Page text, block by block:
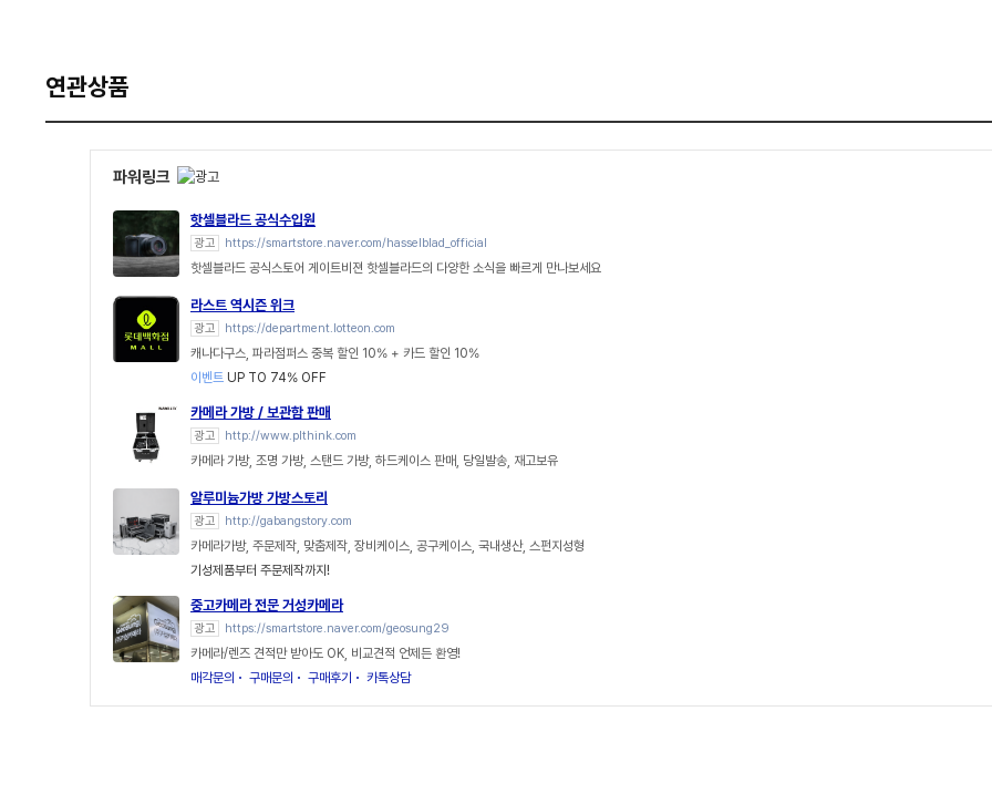
연관상품
파워링크
핫셀블라드 공식수입원
광고 https://smartstore.naver.com/hasselblad_official
핫셀블라드 공식스토어 게이트비젼 핫셀블라드의 다양한 소식을 빠르게 만나보세요
라스트 역시즌 위크
광고 https://department.lotteon.com
캐나다구스, 파라점퍼스 중복 할인 10% + 카드 할인 10%
이벤트 UP TO 74% OFF
카메라 가방 / 보관함 판매
광고 http://www.plthink.com
카메라 가방, 조명 가방, 스탠드 가방, 하드케이스 판매, 당일발송, 재고보유
알루미늄가방 가방스토리
광고 http://gabangstory.com
카메라가방, 주문제작, 맞춤제작, 장비케이스, 공구케이스, 국내생산, 스펀지성형
기성제품부터 주문제작까지!
중고카메라 전문 거성카메라
광고 https://smartstore.naver.com/geosung29
카메라/렌즈 견적만 받아도 OK, 비교견적 언제든 환영!
매각문의
구매문의 구매후기 카톡상담